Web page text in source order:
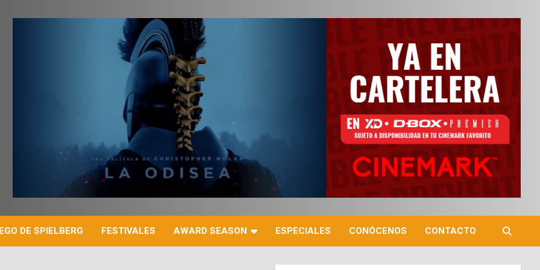
DE SPIELBERG FESTIVALES AWARD SEASON ESPECIALES CONÓCENOS CONTACTO